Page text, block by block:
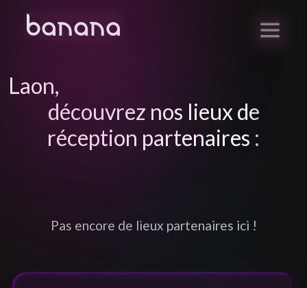
Laon,
découvrez nos lieux de
réception partenaires :
Pas encore de lieux partenaires ici !